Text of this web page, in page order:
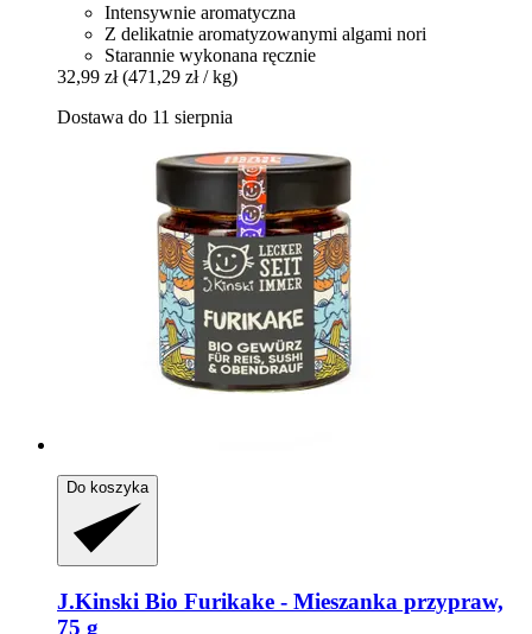
Intensywnie aromatyczna
Z delikatnie aromatyzowanymi algami nori
Starannie wykonana ręcznie
32,99 zł (471,29 zł / kg)
Dostawa do 11 sierpnia
Do koszyka
J.Kinski Bio Furikake -​ Mieszanka przypraw,
75 g